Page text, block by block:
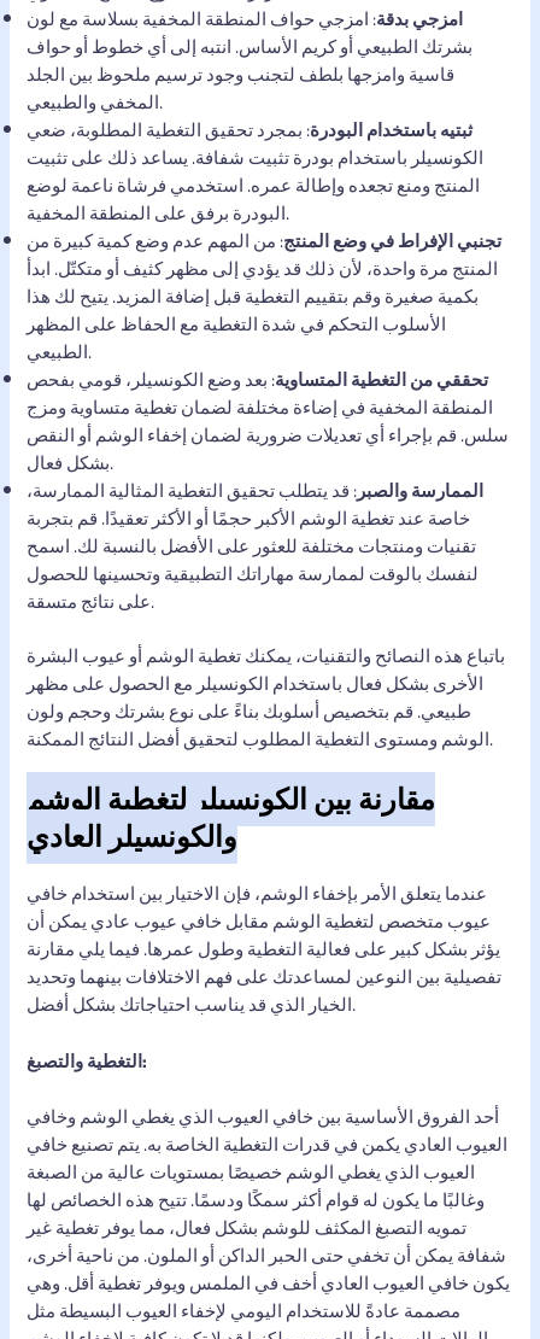
امزجي بدقة: امزجي حواف المنطقة المخفية بسلاسة مع لون
بشرتك الطبيعي أو كريم الأساس. انتبه إلى أي خطوط أو حواف
قاسية وامزجها بلطف لتجنب وجود ترسيم ملحوظ بين الجلد
المخفي والطبيعي.
ثبتيه باستخدام البودرة: بمجرد تحقيق التغطية المطلوبة، ضعي
الكونسيلر باستخدام بودرة تثبيت شفافة. يساعد ذلك على تثبيت
المنتج ومنع تجعده وإطالة عمره. استخدمي فرشاة ناعمة لوضع
البودرة برفق على المنطقة المخفية.
تجنبي الإفراط في وضع المنتج: من المهم عدم وضع كمية كبيرة من
المنتج مرة واحدة، لأن ذلك قد يؤدي إلى مظهر كثيف أو متكتّل. ابدأ
بكمية صغيرة وقم بتقييم التغطية قبل إضافة المزيد. يتيح لك هذا
الأسلوب التحكم في شدة التغطية مع الحفاظ على المظهر
الطبيعي.
تحققي من التغطية المتساوية: بعد وضع الكونسيلر، قومي بفحص
المنطقة المخفية في إضاءة مختلفة لضمان تغطية متساوية ومزج
سلس. قم بإجراء أي تعديلات ضرورية لضمان إخفاء الوشم أو النقص
بشكل فعال.
الممارسة والصبر: قد يتطلب تحقيق التغطية المثالية الممارسة،
خاصة عند تغطية الوشم الأكبر حجمًا أو الأكثر تعقيدًا. قم بتجربة
تقنيات ومنتجات مختلفة للعثور على الأفضل بالنسبة لك. اسمح
لنفسك بالوقت لممارسة مهاراتك التطبيقية وتحسينها للحصول
على نتائج متسقة.
باتباع هذه النصائح والتقنيات، يمكنك تغطية الوشم أو عيوب البشرة
الأخرى بشكل فعال باستخدام الكونسيلر مع الحصول على مظهر
طبيعي. قم بتخصيص أسلوبك بناءً على نوع بشرتك وحجم ولون
الوشم ومستوى التغطية المطلوب لتحقيق أفضل النتائج الممكنة.
مقارنة بين الكونسيلر لتغطية الوشم
والكونسيلر العادي
عندما يتعلق الأمر بإخفاء الوشم، فإن الاختيار بين استخدام خافي
عيوب متخصص لتغطية الوشم مقابل خافي عيوب عادي يمكن أن
يؤثر بشكل كبير على فعالية التغطية وطول عمرها. فيما يلي مقارنة
تفصيلية بين النوعين لمساعدتك على فهم الاختلافات بينهما وتحديد
الخيار الذي قد يناسب احتياجاتك بشكل أفضل.
التغطية والتصبغ:
أحد الفروق الأساسية بين خافي العيوب الذي يغطي الوشم وخافي
العيوب العادي يكمن في قدرات التغطية الخاصة به. يتم تصنيع خافي
العيوب الذي يغطي الوشم خصيصًا بمستويات عالية من الصبغة
وغالبًا ما يكون له قوام أكثر سمكًا ودسمًا. تتيح هذه الخصائص لها
تمويه التصبغ المكثف للوشم بشكل فعال، مما يوفر تغطية غير
شفافة يمكن أن تخفي حتى الحبر الداكن أو الملون. من ناحية أخرى،
يكون خافي العيوب العادي أخف في الملمس ويوفر تغطية أقل. وهي
مصممة عادةً للاستخدام اليومي لإخفاء العيوب البسيطة مثل